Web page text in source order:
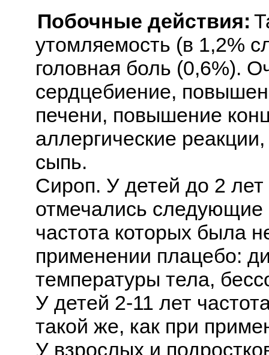
Побочные действия:
утомляемость (в 1,2%
головная боль (0,6%).
сердцебиение,
печени, повышение
аллергические
сыпь.
Сироп. У детей до 2
отмечались
частота которых была
применении плацебо:
температуры тела,
У детей 2-11 лет
такой же, как при
У взрослых и